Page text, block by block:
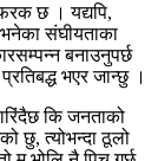
फरक छ । यद्यपि,
संघीयताका
बनाउनुपर्छ
भएर जान्छु ।
कि जनताको
छु, त्योभन्दा ठूलो